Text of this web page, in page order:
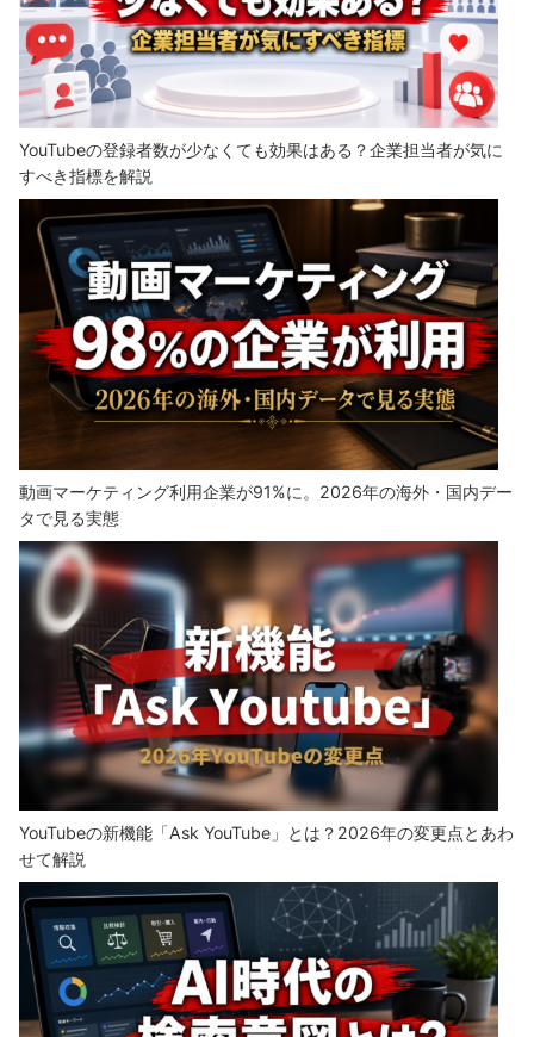
YouTubeの登録者数が少なくても効果はある？企業担当者が気に
すべき指標を解説
動画マーケティング利用企業が91%に。2026年の海外・国内デー
タで見る実態
YouTubeの新機能「Ask YouTube」とは？2026年の変更点とあわ
せて解説